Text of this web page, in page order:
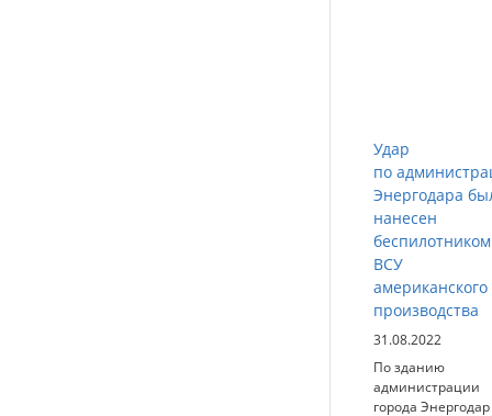
Удар
по
Энергодара
нанесен
беспилотником
ВСУ
американского
производства
31.08.2022
По зданию
администрации
города Энергодар